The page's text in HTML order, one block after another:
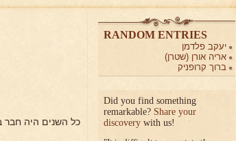
כל השנים היה חבר
RANDOM ENTRIES
יעקב פלדמן
אריה אורן (שטרן)
ברוך קרופניק
Did you find something
remarkable? Share your
discovery with us!